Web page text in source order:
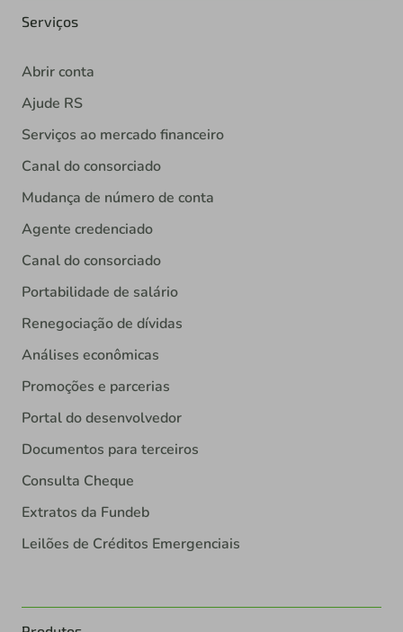
Serviços
Abrir conta
Ajude RS
Serviços ao mercado financeiro
Canal do consorciado
Mudança de número de conta
Agente credenciado
Canal do consorciado
Portabilidade de salário
Renegociação de dívidas
Análises econômicas
Promoções e parcerias
Portal do desenvolvedor
Documentos para terceiros
Consulta Cheque
Extratos da Fundeb
Leilões de Créditos Emergenciais